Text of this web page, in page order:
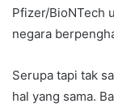
Pfizer/BioNTech
negara
Serupa tapi tak
hal yang sama.